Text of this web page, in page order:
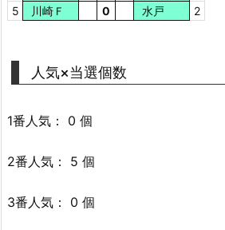
5
川崎Ｆ 0 水戸 2
人気×当選個数
1番人気： 0 個
2番人気： 5 個
3番人気： 0 個